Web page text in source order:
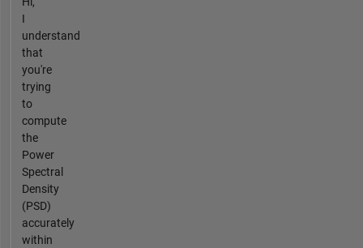
I
understand
that
you're
trying
to
compute
the
Power
Spectral
Density
(PSD)
accurately
within